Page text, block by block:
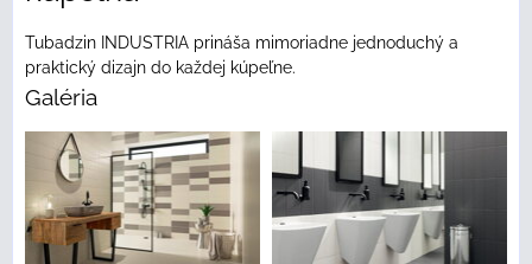
Tubadzin INDUSTRIA prináša mimoriadne jednoduchý a
praktický dizajn do každej kúpeľne.
Galéria